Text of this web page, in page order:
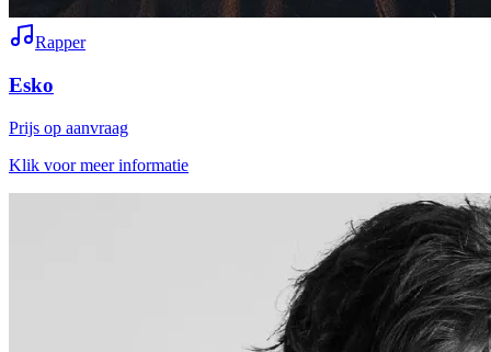
Rapper
Esko
Prijs op aanvraag
Klik voor meer informatie